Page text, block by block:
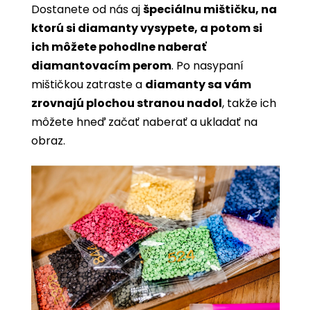
Dostanete od nás ajšpeciálnu mištičku, na
ktorú si diamanty vysypete, a potom si
ich môžete pohodlne naberať
diamantovacím perom. Po nasypaní
mištičkou zatraste a diamanty sa vám
zrovnajú plochou stranou nadol, takže ich
môžete hneď začať naberať a ukladať na
obraz.